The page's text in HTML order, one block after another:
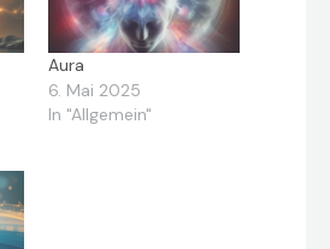
Aura
6. Mai 2025
In "Allgemein"